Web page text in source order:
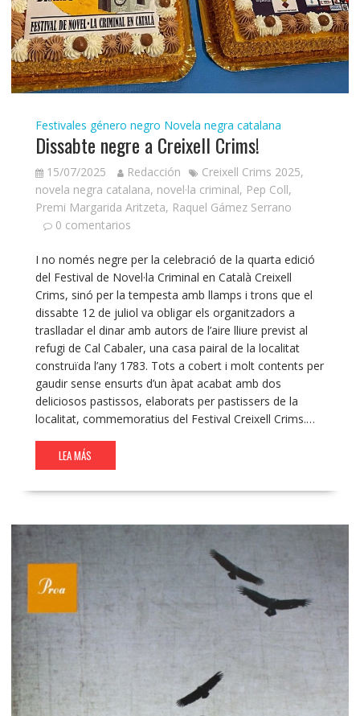
Festivales género negro Novela negra catalana
Dissabte negre a Creixell Crims!
15/07/2025 Redacción Creixell Crims 2025,
novela negra catalana, novel·la criminal, Pep Coll,
Premi Margarida Aritzeta, Raquel Gámez Serrano
0 comentarios
I no només negre per la celebració de la quarta edició
del Festival de Novel·la Criminal en Català Creixell
Crims, sinó per la tempesta amb llamps i trons que el
dissabte 12 de juliol va obligar els organitzadors a
traslladar el dinar amb autors de l’aire lliure previst al
refugi de Cal Cabaler, una casa pairal de la localitat
construïda l’any 1783. Tots a cobert i molt contents per
gaudir sense ensurts d’un àpat acabat amb dos
deliciosos pastissos, elaborats per pastissers de la
localitat, commemoratius del Festival Creixell Crims.…
LEA MÁS